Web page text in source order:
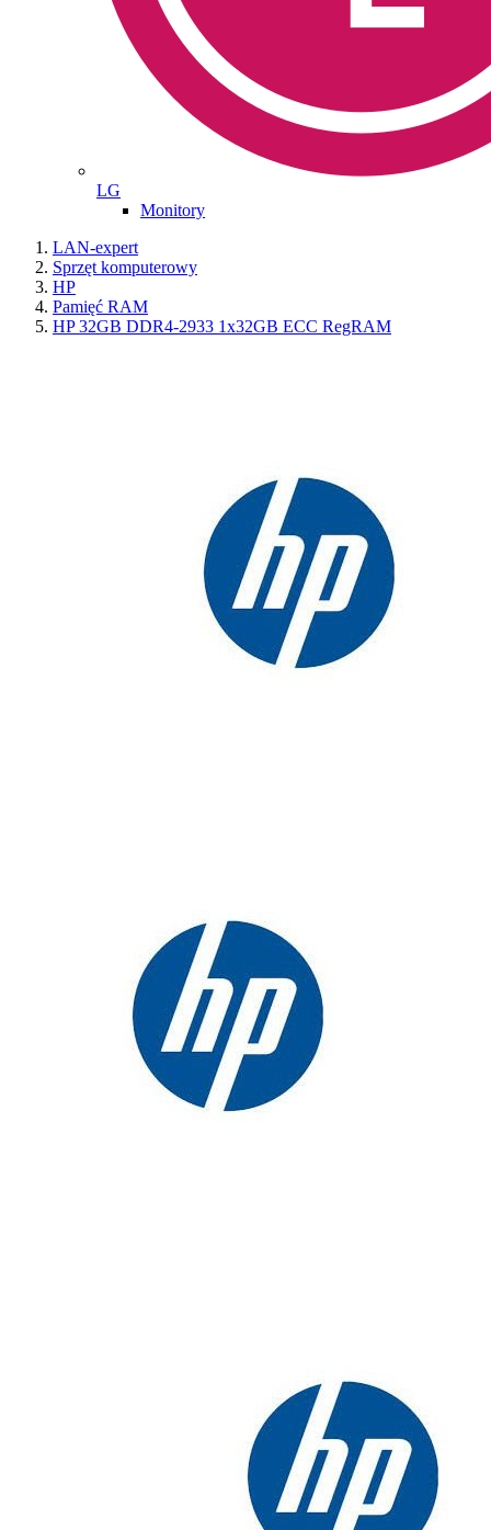
LG
Monitory
LAN-expert
Sprzęt komputerowy
HP
Pamięć RAM
HP 32GB DDR4-2933 1x32GB ECC RegRAM